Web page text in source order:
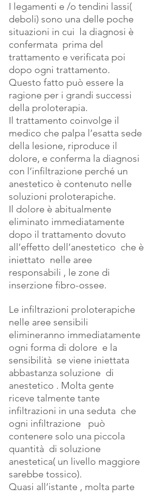
I legamenti e /o tendini lassi(
deboli) sono una delle poche
situazioni in cui  la diagnosi è
confermata  prima del
trattamento e verificata poi
dopo ogni trattamento.
Questo fatto può essere la
ragione per i grandi successi
della proloterapia.
Il trattamento coinvolge il
medico che palpa l’esatta sede
della lesione, riproduce il
dolore, e conferma la diagnosi
con l’infiltrazione perché un
anestetico è contenuto nelle
soluzioni proloterapiche.
Il dolore è abitualmente
eliminato immediatamente
dopo il trattamento dovuto
all’effetto dell’anestetico  che è
iniettato  nelle aree
responsabili , le zone di
inserzione fibro-ossee.
Le infiltrazioni proloterapiche
nelle aree sensibili
elimineranno immediatamente
ogni forma di dolore  e la
sensibilità  se viene iniettata
abbastanza soluzione  di
anestetico . Molta gente
riceve talmente tante
infiltrazioni in una seduta  che
ogni infiltrazione   può
contenere solo una piccola
quantità  di soluzione
anestetica( un livello maggiore
sarebbe tossico).
Quasi all’istante , molta parte